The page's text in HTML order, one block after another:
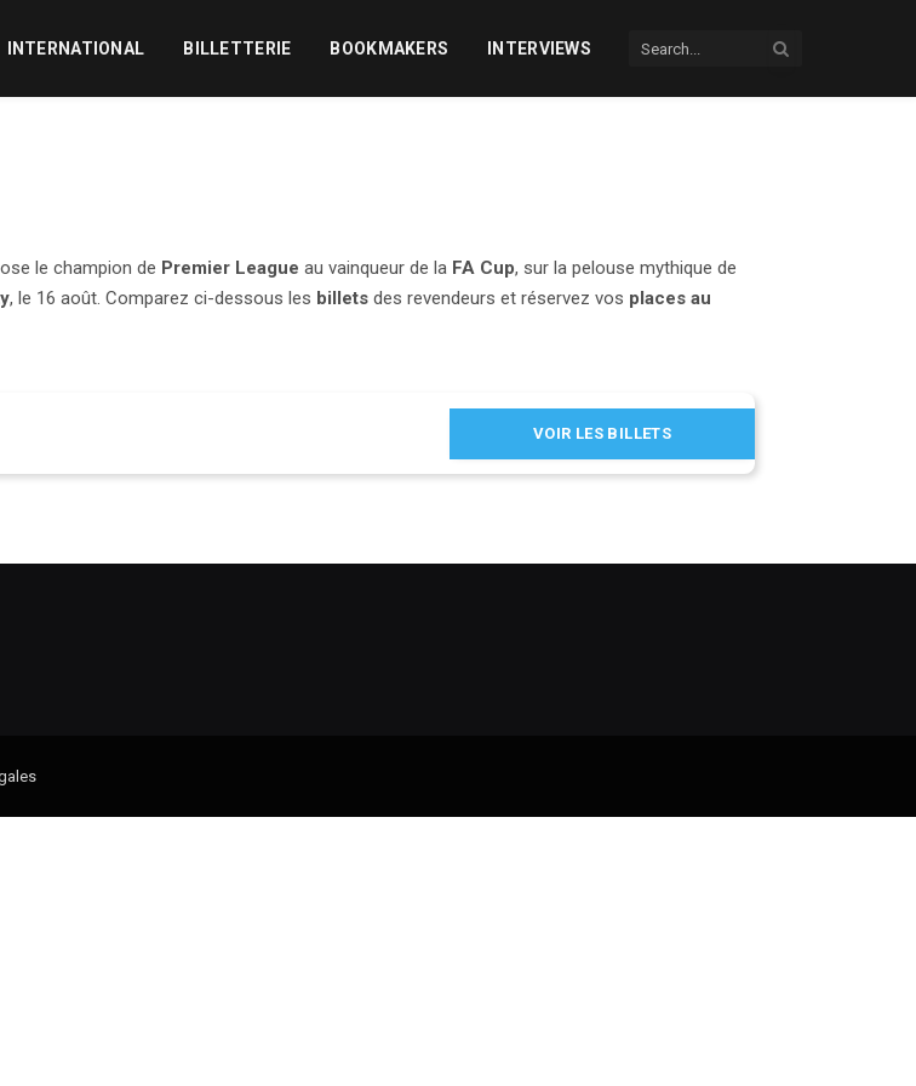
INTERNATIONAL BILLETTERIE BOOKMAKERS INTERVIEWS
le champion de Premier League au vainqueur de la FA Cup, sur la pelouse mythique de
, le 16 août. Comparez ci-dessous les billets des revendeurs et réservez vos places au
VOIR LES BILLETS